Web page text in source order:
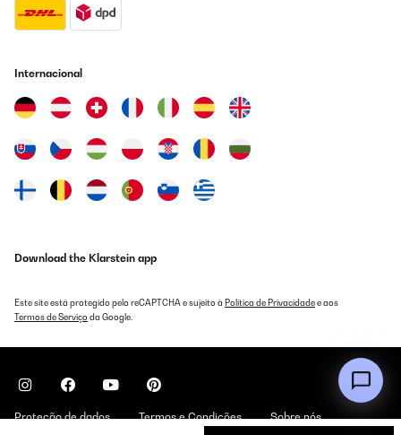
Internacional
Download the Klarstein app
Este site está protegido pelo reCAPTCHA e sujeito à Política de Privacidadee aos
Termos de Serviçoda Google.
Proteção de dados Termos e Condições Sobre nós